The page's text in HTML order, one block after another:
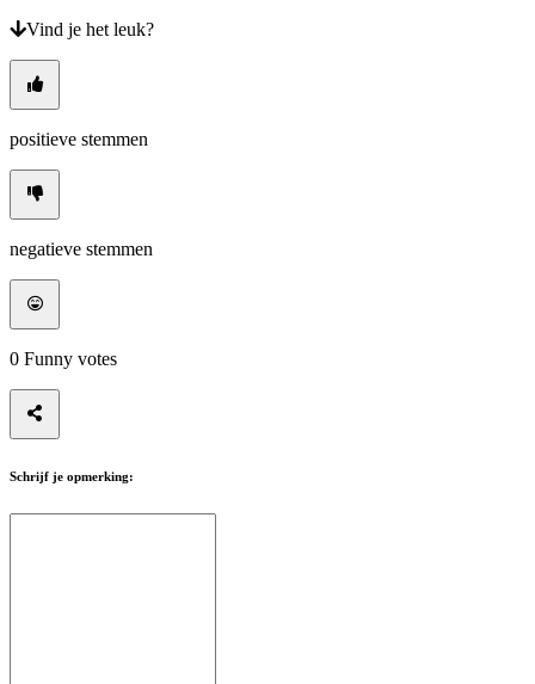
Forums
Vind je het leuk?
positieve stemmen
negatieve stemmen
0 Funny votes
Schrijf je opmerking: